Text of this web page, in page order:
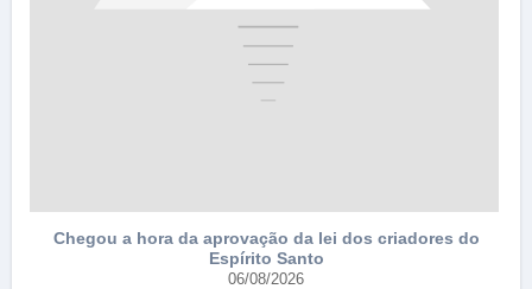
Chegou a hora da aprovação da lei dos criadores do
Espírito Santo
06/08/2026